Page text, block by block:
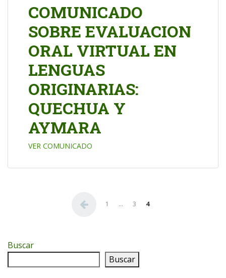
COMUNICADO
SOBRE EVALUACION
ORAL VIRTUAL EN
LENGUAS
ORIGINARIAS:
QUECHUA Y
AYMARA
VER COMUNICADO
Paginación de entradas
1 … 3 4
Buscar
Buscar